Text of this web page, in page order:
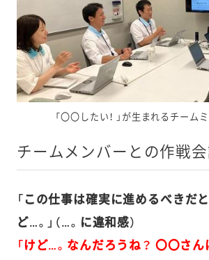
「〇〇したい！ 」が生まれるチーム
チームメンバーとの作戦
「この仕事は確実に進めるべきだ
ど…。」（…。に違和感）
「けど…。なんだろうね？ 〇〇さん